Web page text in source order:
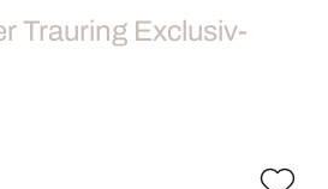
Trauring Exclusiv-